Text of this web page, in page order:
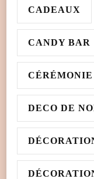
CADEAUX
CANDY BAR
CÉRÉMONIE
DECO DE